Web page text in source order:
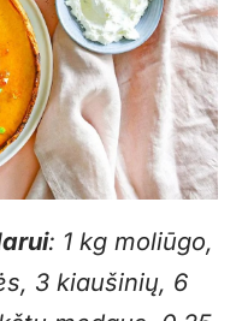
: 1 kg moliūgo,
3 kiaušinių, 6